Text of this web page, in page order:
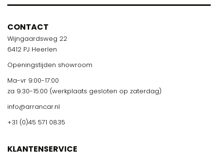
CONTACT
Wijngaardsweg 22
6412 PJ Heerlen
Openingstijden showroom
Ma-vr 9:00-17:00
za 9:30-15:00 (werkplaats gesloten op zaterdag)
info@arrancar.nl
+31 (0)45 571 0835
KLANTENSERVICE